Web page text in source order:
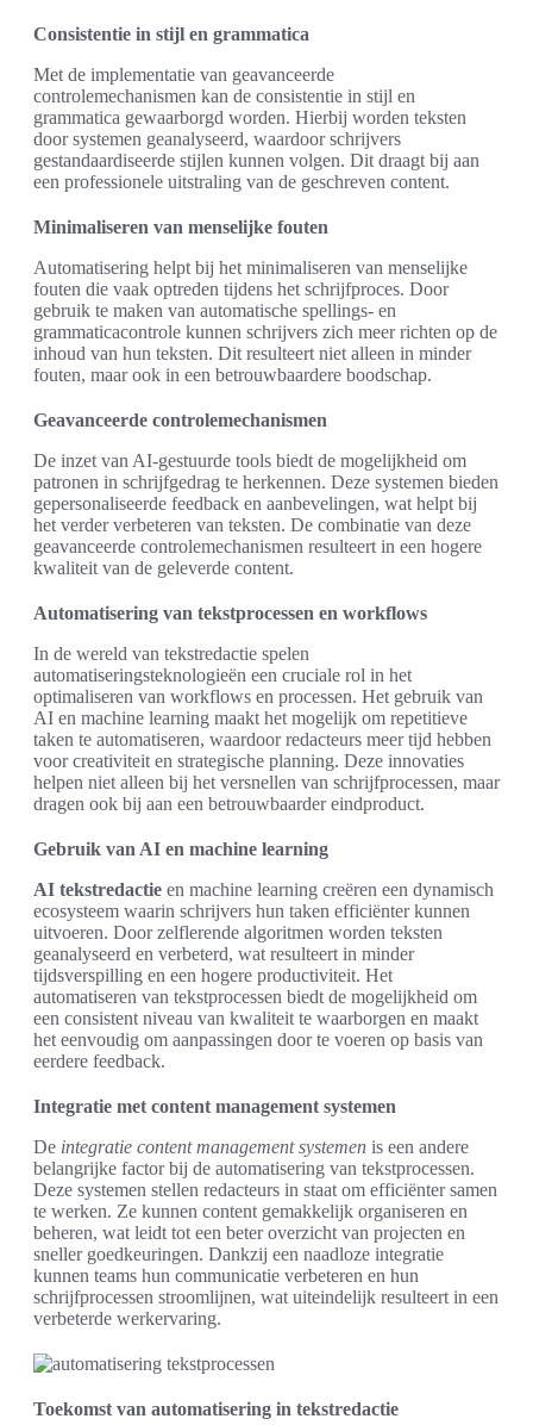
Consistentie in stijl en grammatica
Met de implementatie van geavanceerde
controlemechanismen kan de consistentie in stijl en
grammatica gewaarborgd worden. Hierbij worden teksten
door systemen geanalyseerd, waardoor schrijvers
gestandaardiseerde stijlen kunnen volgen. Dit draagt bij aan
een professionele uitstraling van de geschreven content.
Minimaliseren van menselijke fouten
Automatisering helpt bij het minimaliseren van menselijke
fouten die vaak optreden tijdens het schrijfproces. Door
gebruik te maken van automatische spellings- en
grammaticacontrole kunnen schrijvers zich meer richten op de
inhoud van hun teksten. Dit resulteert niet alleen in minder
fouten, maar ook in een betrouwbaardere boodschap.
Geavanceerde controlemechanismen
De inzet van AI-gestuurde tools biedt de mogelijkheid om
patronen in schrijfgedrag te herkennen. Deze systemen bieden
gepersonaliseerde feedback en aanbevelingen, wat helpt bij
het verder verbeteren van teksten. De combinatie van deze
geavanceerde controlemechanismen resulteert in een hogere
kwaliteit van de geleverde content.
Automatisering van tekstprocessen en workflows
In de wereld van tekstredactie spelen
automatiseringsteknologieën een cruciale rol in het
optimaliseren van workflows en processen. Het gebruik van
AI en machine learning maakt het mogelijk om repetitieve
taken te automatiseren, waardoor redacteurs meer tijd hebben
voor creativiteit en strategische planning. Deze innovaties
helpen niet alleen bij het versnellen van schrijfprocessen, maar
dragen ook bij aan een betrouwbaarder eindproduct.
Gebruik van AI en machine learning
AI tekstredactie en machine learning creëren een dynamisch
ecosysteem waarin schrijvers hun taken efficiënter kunnen
uitvoeren. Door zelflerende algoritmen worden teksten
geanalyseerd en verbeterd, wat resulteert in minder
tijdsverspilling en een hogere productiviteit. Het
automatiseren van tekstprocessen biedt de mogelijkheid om
een consistent niveau van kwaliteit te waarborgen en maakt
het eenvoudig om aanpassingen door te voeren op basis van
eerdere feedback.
Integratie met content management systemen
De integratie content management systemen is een andere
belangrijke factor bij de automatisering van tekstprocessen.
Deze systemen stellen redacteurs in staat om efficiënter samen
te werken. Ze kunnen content gemakkelijk organiseren en
beheren, wat leidt tot een beter overzicht van projecten en
sneller goedkeuringen. Dankzij een naadloze integratie
kunnen teams hun communicatie verbeteren en hun
schrijfprocessen stroomlijnen, wat uiteindelijk resulteert in een
verbeterde werkervaring.
Toekomst van automatisering in tekstredactie